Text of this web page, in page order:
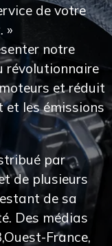
de votre
»
notre
révolutionnaire
et réduit
les émissions
par
de plusieurs
de sa
Des médias
France,